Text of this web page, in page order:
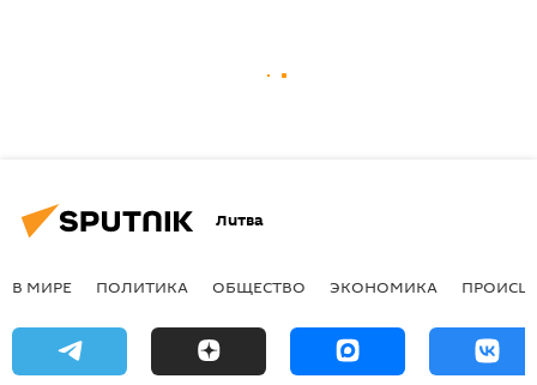
Литва
В МИРЕ ПОЛИТИКА ОБЩЕСТВО ЭКОНОМИКА